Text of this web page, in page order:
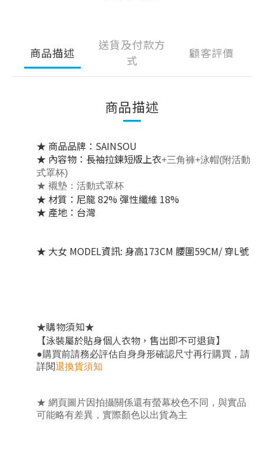
商品描述
送貨及付款方
式
顧客評價
商品描述
★ 商品品牌：SAINSOU
★ 內容物：長袖拉鍊短版上衣+三角褲+泳帽(附活動
式罩杯)
★ 襯墊：活動式罩杯
★ 材質：尼龍 82% 彈性纖維 18%
★ 產地：台灣
★ 大女 MODEL資訊: 身高173CM 腰圍59CM/ 穿L號
★購物須知★
【泳裝屬於貼身個人衣物，售出即不可退貨】
●購買前請務必評估自身身形確認尺寸再行購買 ， 請
詳閱退換貨須知
★ 網頁圖片因拍攝關係還有螢幕校色不同，與實品
可能略有差異，實際顏色以出貨為主